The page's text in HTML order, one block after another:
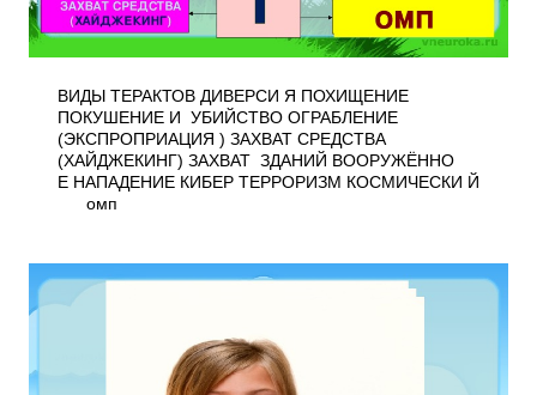
ВИДЫ ТЕРАКТОВ ДИВЕРСИ Я ПОХИЩЕНИЕ
ПОКУШЕНИЕ И УБИЙСТВО ОГРАБЛЕНИЕ
(ЭКСПРОПРИАЦИЯ ) ЗАХВАТ СРЕДСТВА
(ХАЙДЖЕКИНГ) ЗАХВАТ ЗДАНИЙ ВООРУЖЁННО
Е НАПАДЕНИЕ КИБЕР ТЕРРОРИЗМ КОСМИЧЕСКИ Й
омп